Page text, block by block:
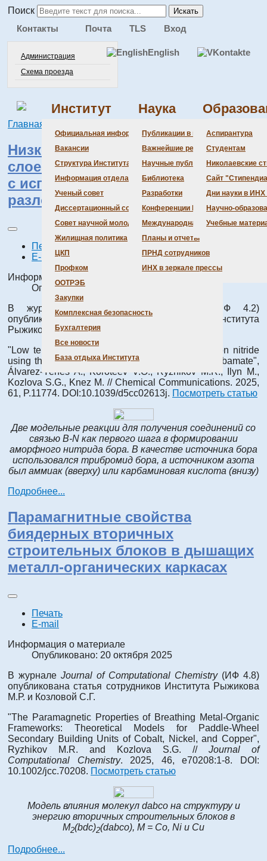
Поиск Искать
Контакты
Администрация
Схема проезда
Почта TLS Вход
English
Институт
Официальная информация
Бланки
История
Локальные
Вакансии
Структура Института
Информация отдела кадров
Ученый совет
Состав
Повестка
Информация
Диссертационный совет
Состав
Даты защит
Шифры
Совет научной молодежи
Состав СНМ
Жилищная политика
ЦКП
Профком
ООТРЭБ
Закупки
Комплексная безопасность
Бухгалтерия
Все новости
Новости
Награды
База отдыха Института
Наука
Публикации в ведущих журналах
Важнейшие результаты
Научные публикации сотрудников
Библиотека
Разработки
Конференции Института
Международная деятельность
Планы и отчеты
ПРНД сотрудников
ИНХ в зеркале прессы
Аспирантура
Студентам
Николаевские
Сайт
Дни науки в
Научно-
Учебные
Главная
Низкотемпературное атомно-
слоевое осаждение нитрида бора
с использованием in situ
разложения карбамата аммония
Печать
E-mail
Информация о материале
Опубликовано: 24 октября 2025
В журнале
Chemical Communications
(ИФ 4.2)
опубликована статья с участием сотрудников Института
Рыжикова М.Р. и Козловой С.Г.
"Low temperature atomic layer deposition of boron nitride
using the in-situ decomposition of ammonium carbamate",
Álvarez-Yenes A., Koroteev V.O., Ryzhikov M.R., Ilyn M.,
Kozlova S.G., Knez M. // Chemical Communications. 2025,
61, P.11774. DOI:10.1039/d5cc02613j. Посмотреть статью
Две модельные реакции для получения соединений со
связью B-N как первого шага в формировании
аморфного нитрида бора. В качестве источника бора
использовался трибромид бора, а источником азота
был аммиак (вверху) или карбаминовая кислота (внизу)
Подробнее...
Парамагнитные свойства
биядерных вторичных
строительных блоков в дышащих
металл-органических каркасах
Печать
E-mail
Информация о материале
Опубликовано: 20 октября 2025
В журнале Journal of Computational Chemistry(ИФ 4.8)
опубликована статья сотрудников Института Рыжикова
М.Р. и Козловой С.Г.
"The Paramagnetic Properties of Breathing Metal-Organic
Frameworks: Theoretical Models for Paddle-Wheel
Secondary Building Units of Cobalt, Nickel, and Copper",
Ryzhikov M.R. and Kozlova S.G. // Journal of
Computational Chemistry. 2025, 46, e70208:1-8. DOI:
10.1002/jcc.70208. Посмотреть статью
Модель влияния молекул dabco на структуру и
энергию вторичных строительных блоков в
M2(bdc)2(dabco), M = Co, Ni и Cu
Подробнее...